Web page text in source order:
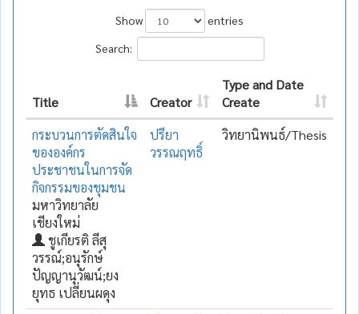
Show
entries
Search:
Title Creator
Type and Date
Create
กระบวนการตัดสินใจ
ขององค์กร
ประชาชนในการจัด
กิจกรรมของชุมชน
มหาวิทยาลัย
เชียงใหม่
ชูเกียรติ ลีสุ
วรรณ์;อนุรักษ์
ปัญญานุวัฒน์;ยง
ยุทธ เปลี่ยนผดุง
ปรียา
วรรณฤทธิ์
วิทยานิพนธ์/Thesis